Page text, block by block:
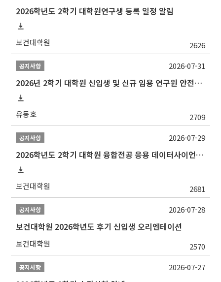
2026학년도 2학기 대학원연구생 등록 일정 알림
보건대학원 2626
공지사항
2026년 2학기 대학원 신입생 및 신규 임용 연구원 안전환경교육(신규교육) 실시 안내
유동호 2709
2026-07-31
공지사항
2026학년도 2학기 대학원 융합전공 응용 데이터사이언스 선발 계획 알림
보건대학원 2681
2026-07-29
공지사항
보건대학원 2026학년도 후기 신입생 오리엔테이션
보건대학원 2570
2026-07-28
공지사항 2026-07-27